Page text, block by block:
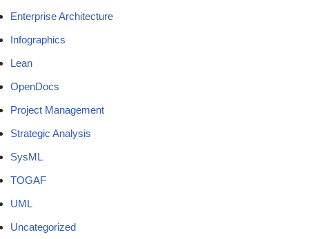
Enterprise Architecture
Infographics
Lean
OpenDocs
Project Management
Strategic Analysis
SysML
TOGAF
UML
Uncategorized